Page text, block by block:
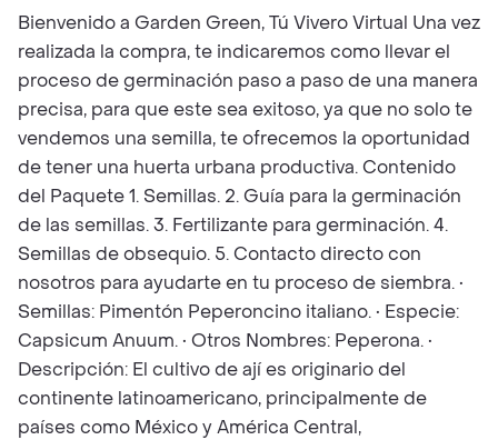
Bienvenido a Garden Green, Tú Vivero Virtual Una vez
realizada la compra, te indicaremos como llevar el
proceso de germinación paso a paso de una manera
precisa, para que este sea exitoso, ya que no solo te
vendemos una semilla, te ofrecemos la oportunidad
de tener una huerta urbana productiva. Contenido
del Paquete 1. Semillas. 2. Guía para la germinación
de las semillas. 3. Fertilizante para germinación. 4.
Semillas de obsequio. 5. Contacto directo con
nosotros para ayudarte en tu proceso de siembra. •
Semillas: Pimentón Peperoncino italiano. • Especie:
Capsicum Anuum. • Otros Nombres: Peperona. •
Descripción: El cultivo de ají es originario del
continente latinoamericano, principalmente de
países como México y América Central,